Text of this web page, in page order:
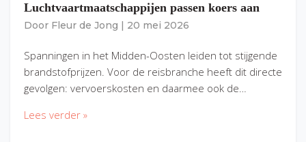
Luchtvaartmaatschappijen passen koers aan
Door Fleur de Jong 20 mei 2026
Spanningen in het Midden-Oosten leiden tot stijgende
brandstofprijzen. Voor de reisbranche heeft dit directe
gevolgen: vervoerskosten en daarmee ook de…
Lees verder »